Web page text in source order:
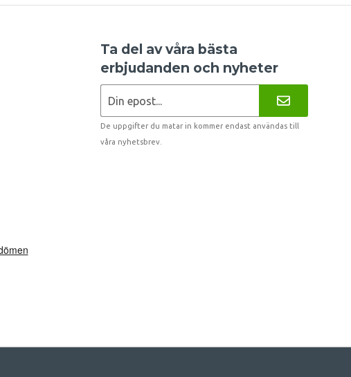
Ta del av våra bästa
erbjudanden och nyheter
De uppgifter du matar in kommer endast användas till
våra nyhetsbrev.